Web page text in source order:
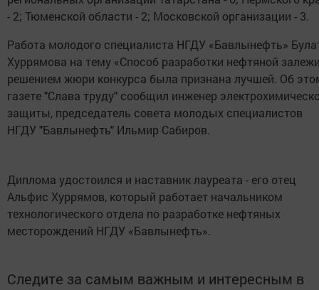
- 2; Тюменской области - 2; Московской организации - 3.
Работа молодого специалиста НГДУ «Бавлынефть»
Хуррямова на тему «Способ разработки нефтяной
решением жюри конкурса была признана лучшей. Об
газете "Слава труду" сообщил инженер
защиты, председатель совета молодых специалистов
НГДУ "Бавлынефть" Ильмир Сабиров.
Диплома удостоился и наставник лауреата - его отец
Альфис Хуррямов, который работает начальником
технологического отдела по разработке нефтяных
месторождений НГДУ «Бавлынефть».
Следите за самым важным и интересным в